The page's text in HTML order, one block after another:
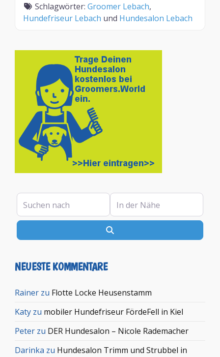
Schlagwörter: Groomer Lebach,
Hundefriseur Lebach und Hundesalon Lebach
Suchen nach In der Nähe
NEUESTE KOMMENTARE
Rainer zu Flotte Locke Heusenstamm
Katy zu mobiler Hundefriseur FördeFell in Kiel
Peter zu DER Hundesalon – Nicole Rademacher
Darinka zu Hundesalon Trimm und Strubbel in